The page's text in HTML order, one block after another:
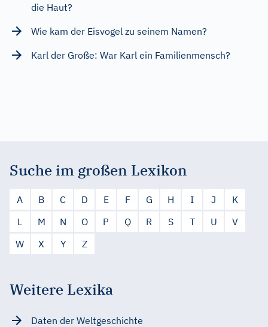
die Haut?
Wie kam der Eisvogel zu seinem Namen?
Karl der Große: War Karl ein Familienmensch?
Suche im großen Lexikon
A B C D E F G H I J
K
L
M N O P Q R S T U
V
W
X Y Z
Weitere Lexika
Daten der Weltgeschichte